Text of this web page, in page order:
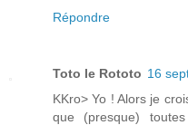
Répondre
Toto le Rototo 16
KKro> Yo ! Alors je
que (presque)